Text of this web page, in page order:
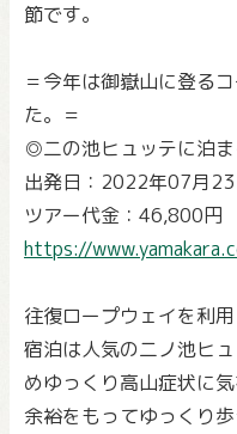
節です。
＝今年は御嶽山に登る
た。＝
◎二の池ヒュッテに泊
出発日：2022年07月
ツアー代金：46,800円
https://
往復ロープウェイを利用
宿泊は人気の二ノ池ヒ
めゆっくり高山症状に
余裕をもってゆっくり